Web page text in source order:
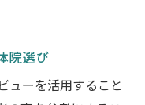
院選び
ューを活用すること